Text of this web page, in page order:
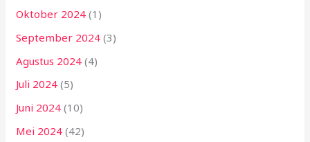
Oktober 2024 (1)
September 2024 (3)
Agustus 2024 (4)
Juli 2024 (5)
Juni 2024 (10)
Mei 2024 (42)